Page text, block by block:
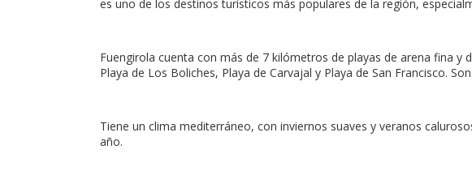
es uno de los destinos turísticos más populares de la región,
Fuengirola cuenta con más de 7 kilómetros de playas de arena fina
Playa de Los Boliches, Playa de Carvajal y Playa de San Francisco.
Tiene un clima mediterráneo, con inviernos suaves y veranos
año.